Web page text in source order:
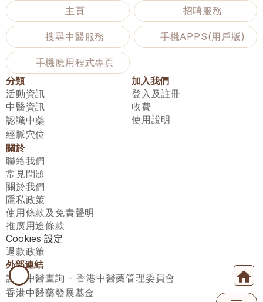
主頁
招聘服務
搜尋中醫服務 手機APPS(用戶版)
手機應用程式專頁
分類
活動資訊
中醫資訊
認識中藥
經脈穴位
加入我們
登入及註冊
收費
使用說明
關於
聯絡我們
常見問題
關於我們
隱私政策
使用條款及免責聲明
推廣用途條款
Cookies 設定
退款政策
外部連結
註冊中醫查詢 - 香港中醫藥管理委員會
香港中醫藥發展基金